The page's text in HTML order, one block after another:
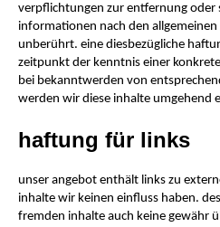
verpflichtungen zur entfernung oder
informationen nach den
unberührt. eine diesbezügliche
zeitpunkt der kenntnis einer
bei bekanntwerden von
werden wir diese inhalte umgehend
haftung für links
unser angebot enthält links zu
inhalte wir keinen einfluss haben.
fremden inhalte auch keine gewähr